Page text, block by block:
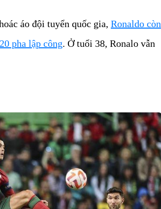
áo đội tuyển quốc gia, Ronaldo còn
pha lập công. Ở tuổi 38, Ronalo vẫn